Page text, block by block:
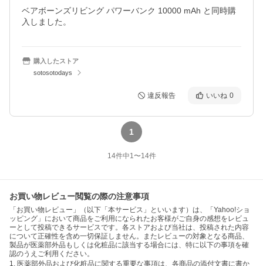
ベアボーンズリビング パワーバンク 10000 mAh と同時購
入しました。
購入したストア
sotosotodays
違反報告 いいね 0
1
14件中1〜14件
お買い物レビュー閲覧の際の注意事項
「お買い物レビュー」（以下「本サービス」といいます）は、「Yahoo!ショ
ッピング」において商品をご利用になられたお客様がご自身の感想をレビュ
ーとして投稿できるサービスです。各ストアおよび当社は、投稿された内容
について正確性を含め一切保証しません。またレビューの対象となる商品、
製品が医薬部外品もしくは化粧品に該当する場合には、特に以下の事項を確
認のうえご利用ください。
1. 医薬部外品および化粧品に関する重要な事項は、各商品の添付文書に書か